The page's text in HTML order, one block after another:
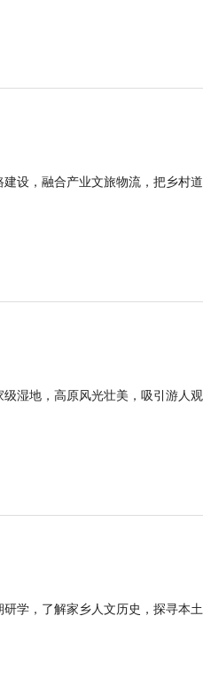
设，融合产业文旅物流，把乡村
湿地，高原风光壮美，吸引游人观
学，了解家乡人文历史，探寻本